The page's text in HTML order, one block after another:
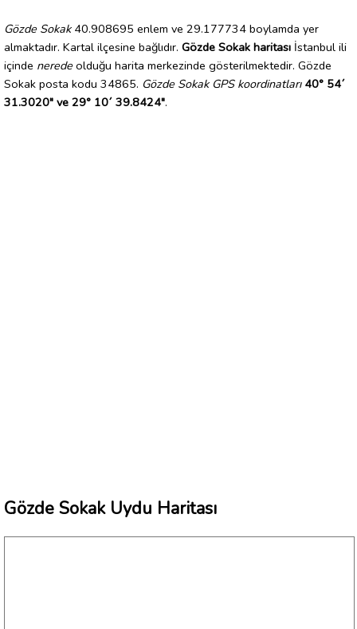
Gözde Sokak40.908695 enlem ve 29.177734 boylamda yer
almaktadır. Kartal ilçesine bağlıdır. Gözde Sokak haritası İstanbul ili
içinde nerede olduğu harita merkezinde gösterilmektedir. Gözde
Sokak posta kodu 34865. Gözde Sokak GPS koordinatları 40° 54´
31.3020" ve 29° 10´ 39.8424".
Gözde Sokak Uydu Haritası